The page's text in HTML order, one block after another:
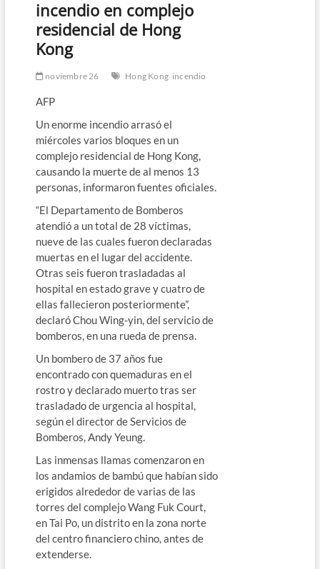
incendio en complejo
residencial de Hong
Kong
noviembre 26 Hong Kong incendio
AFP
Un enorme incendio arrasó el
miércoles varios bloques en un
complejo residencial de Hong Kong,
causando la muerte de al menos 13
personas, informaron fuentes oficiales.
“El Departamento de Bomberos
atendió a un total de 28 víctimas,
nueve de las cuales fueron declaradas
muertas en el lugar del accidente.
Otras seis fueron trasladadas al
hospital en estado grave y cuatro de
ellas fallecieron posteriormente”,
declaró Chou Wing-yin, del servicio de
bomberos, en una rueda de prensa.
Un bombero de 37 años fue
encontrado con quemaduras en el
rostro y declarado muerto tras ser
trasladado de urgencia al hospital,
según el director de Servicios de
Bomberos, Andy Yeung.
Las inmensas llamas comenzaron en
los andamios de bambú que habían sido
erigidos alrededor de varias de las
torres del complejo Wang Fuk Court,
en Tai Po, un distrito en la zona norte
del centro financiero chino, antes de
extenderse.